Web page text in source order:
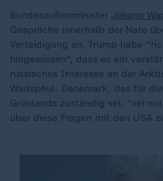
Bundesaußenminister Johann
Gespräche innerhalb der Nato
Verteidigung an. Trump habe
hingewiesen", dass es ein
russisches Interesse an der
Wadephul. Dänemark, das für
Grönlands zuständig sei, "sei
über diese Fragen mit den USA